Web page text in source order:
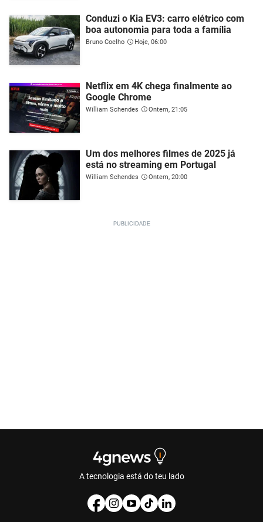
Conduzi o Kia EV3: carro elétrico com
boa autonomia para toda a família
Bruno Coelho Hoje, 06:00
Netflix em 4K chega finalmente ao
Google Chrome
William Schendes Ontem, 21:05
Um dos melhores filmes de 2025 já
está no streaming em Portugal
William Schendes Ontem, 20:00
A tecnologia está do teu lado